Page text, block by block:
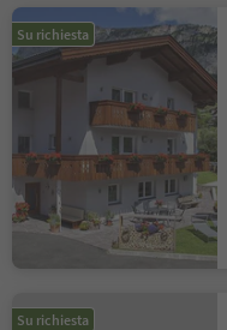
Su richiesta
Su richiesta